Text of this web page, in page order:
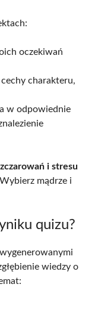
oczekiwań
charakteru,
w odpowiednie
i stresu
mądrze i
quizu?
wiedzy o